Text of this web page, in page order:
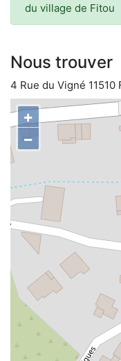
du village de Fitou
Nous trouver
4 Rue du Vigné 11510
+
−